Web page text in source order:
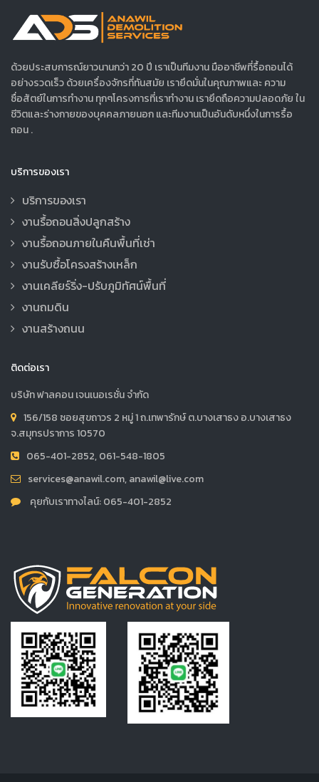
ด้วยประสบการณ์ยาวนานกว่า 20 ปี เราเป็นทีมงาน มืออาชีพที่รื้อถอนได้
อย่างรวดเร็ว ด้วยเครื่องจักรที่ทันสมัย เรายึดมั่นในคุณภาพและ ความ
ซื่อสัตย์ในการทำงาน ทุกๆโครงการที่เราทำงาน เรายึดถือความปลอดภัย ใน
ชีวิตและร่างกายของบุคคลภายนอก และทีมงานเป็นอันดับหนึ่งในการรื้อ
ถอน .
บริการของเรา
บริการของเรา
งานรื้อถอนสิ่งปลูกสร้าง
งานรื้อถอนภายในคืนพื้นที่เช่า
งานรับซื้อโครงสร้างเหล็ก
งานเคลียร์ริ่ง-ปรับภูมิทัศน์พื้นที่
งานถมดิน
งานสร้างถนน
ติดต่อเรา
บริษัท ฟาลคอน เจนเนอเรชั่น จำกัด
156/158 ซอยสุขถาวร 2 หมู่ 1 ถ.เทพารักษ์ ต.บางเสาธง อ.บางเสาธง
จ.สมุทรปราการ 10570
065-401-2852, 061-548-1805
services@anawil.com, anawil@live.com
คุยกับเราทางไลน์: 065-401-2852